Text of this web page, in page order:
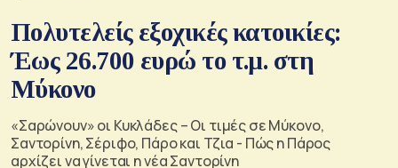
Πολυτελείς εξοχικές κατοικίες:
Έως 26.700 ευρώ το τ.μ. στη
Μύκονο
«Σαρώνουν» οι Κυκλάδες – Οι τιμές σε Μύκονο,
Σαντορίνη, Σέριφο, Πάρο και Τζια - Πώς η Πάρος
αρχίζει να γίνεται η νέα Σαντορίνη